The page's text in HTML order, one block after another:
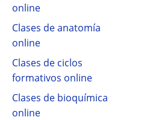
online
Clases de anatomía
online
Clases de ciclos
formativos online
Clases de bioquímica
online